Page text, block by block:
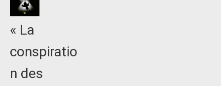
« La
conspiratio
n des